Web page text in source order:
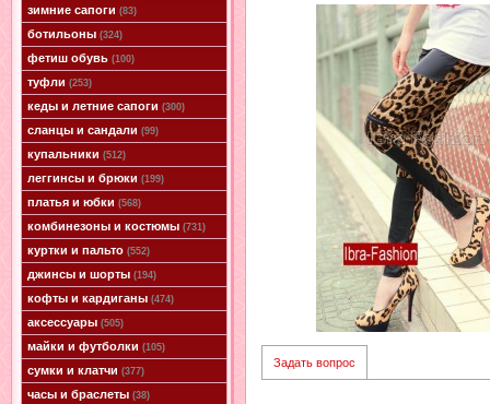
зимние сапоги (83)
ботильоны (324)
фетиш обувь (100)
туфли (253)
кеды и летние сапоги (300)
сланцы и сандали (99)
купальники (512)
леггинсы и брюки (199)
платья и юбки (568)
комбинезоны и костюмы (731)
куртки и пальто (552)
джинсы и шорты (194)
кофты и кардиганы (474)
аксессуары (505)
майки и футболки (105)
сумки и клатчи (377)
часы и браслеты (38)
Задать вопрос